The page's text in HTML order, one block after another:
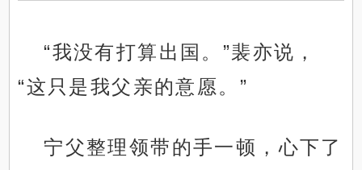
“我没有打算出国。”裴亦说，
“这只是我父亲的意愿。”
宁父整理领带的手一顿，心下了